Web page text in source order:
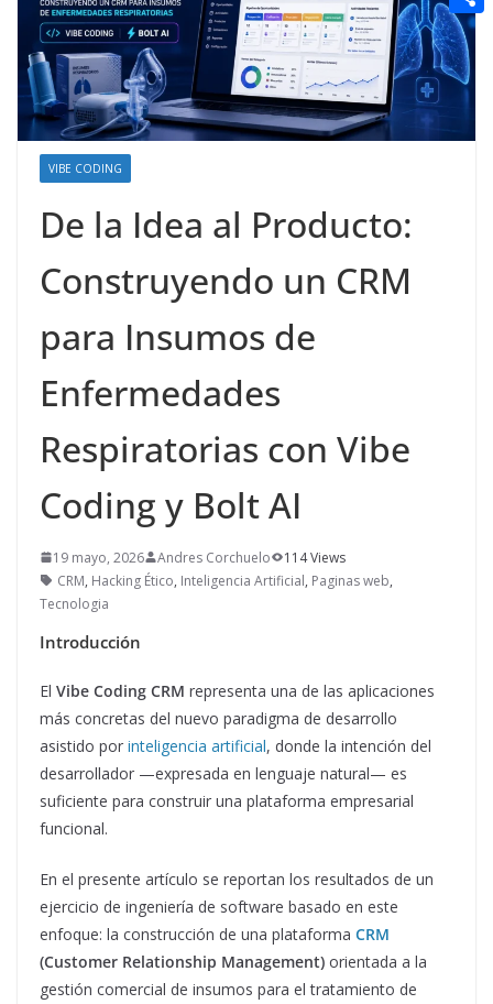
VIBE CODING
De la Idea al Producto:
Construyendo un CRM
para Insumos de
Enfermedades
Respiratorias con Vibe
Coding y Bolt AI
19 mayo, 2026 Andres Corchuelo
114 Views
CRM, Hacking Ético, Inteligencia Artificial, Paginas web,
Tecnologia
Introducción
El Vibe Coding CRM representa una de las aplicaciones
más concretas del nuevo paradigma de desarrollo
asistido por inteligencia artificial, donde la intención del
desarrollador —expresada en lenguaje natural— es
suficiente para construir una plataforma empresarial
funcional.
En el presente artículo se reportan los resultados de un
ejercicio de ingeniería de software basado en este
enfoque: la construcción de una plataforma CRM
(Customer Relationship Management) orientada a la
gestión comercial de insumos para el tratamiento de
n
g
e
e
r
e
r
s
a
i
l
e
d
i
C
o
p